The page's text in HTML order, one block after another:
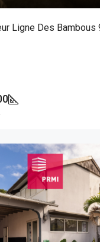
Ligne Des Bambous